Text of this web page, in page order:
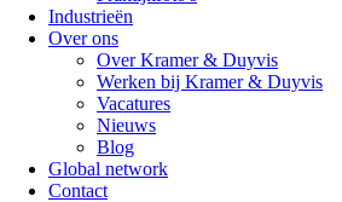
Industrieën
Over ons
Over Kramer & Duyvis
Werken bij Kramer & Duyvis
Vacatures
Nieuws
Blog
Global network
Contact